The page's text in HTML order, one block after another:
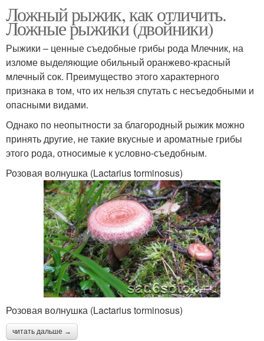
Ложный рыжик, как отличить.
Ложные рыжики (двойники)
Рыжики – ценные съедобные грибы рода Млечник, на
изломе выделяющие обильный оранжево-красный
млечный сок. Преимущество этого характерного
признака в том, что их нельзя спутать с несъедобными и
опасными видами.
Однако по неопытности за благородный рыжик можно
принять другие, не такие вкусные и ароматные грибы
этого рода, относимые к условно-съедобным.
Розовая волнушка (Lactarius torminosus)
Розовая волнушка (Lactarius torminosus)
читать дальше →